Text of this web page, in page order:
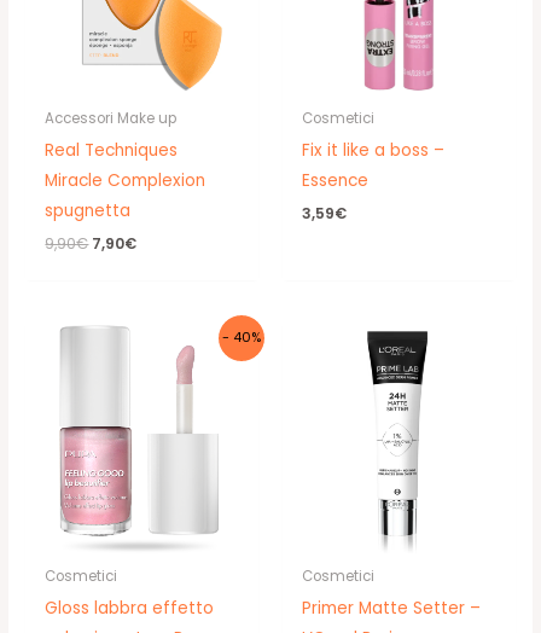
Accessori Make up
Real Techniques
Miracle Complexion
spugnetta
9,90€ Il
7,90€Il
Cosmetici
Fix it like a boss –
Essence
3,59€
- 40%
Cosmetici
Gloss labbra effetto
Cosmetici
Primer Matte Setter –